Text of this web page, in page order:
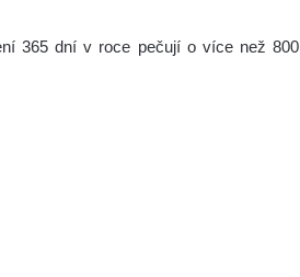
365 dní v roce pečují o více než 800